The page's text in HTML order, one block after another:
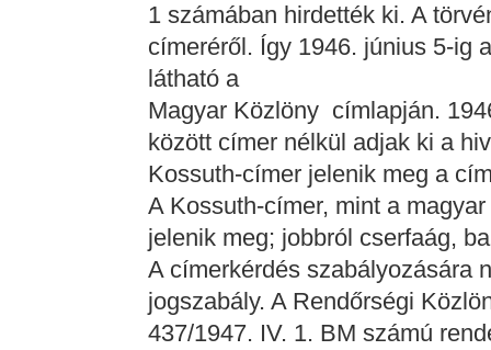
1 számában hirdették ki. A
címeréről. Így 1946. június 5-ig
látható a
Magyar Közlöny címlapján.
között címer nélkül adjak ki a
Kossuth-címer jelenik meg a
A Kossuth-címer, mint a
jelenik meg; jobbról cserfaág,
A címerkérdés szabályozására
jogszabály. A Rendőrségi
437/1947. IV. 1. BM számú